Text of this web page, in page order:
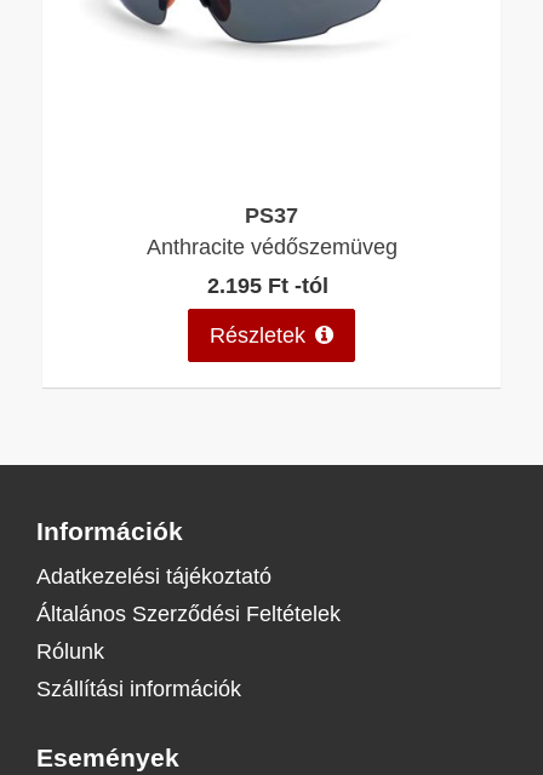
PS37
Anthracite védőszemüveg
2.195 Ft -tól
Részletek
Információk
Adatkezelési tájékoztató
Általános Szerződési Feltételek
Rólunk
Szállítási információk
Események